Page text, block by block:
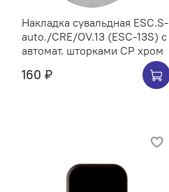
Накладка сувальдная ESC.S-
auto./CRE/OV.13 (ESC-13S) с
автомат. шторками CP хром
160 ₽